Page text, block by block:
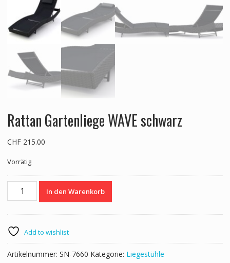
Rattan Gartenliege WAVE schwarz
CHF215.00
Vorrätig
Rattan
Gartenliege
Menge
In den Warenkorb
Add to wishlist
Artikelnummer: SN-7660 Kategorie: Liegestühle